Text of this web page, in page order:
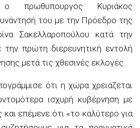
πρωθυπουργός Κυριάκος
του με την Πρόεδρο της
Σακελλαροπούλου κατά την
την πρώτη διερευνητική εντολή
μετά τις χθεσινές εκλογές.
ότι η χώρα χρειάζεται
ισχυρή κυβέρνηση με
και επέμενε ότι «το καλύτερο για